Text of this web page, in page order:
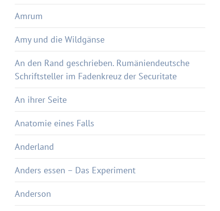
Amrum
Amy und die Wildgänse
An den Rand geschrieben. Rumäniendeutsche
Schriftsteller im Fadenkreuz der Securitate
An ihrer Seite
Anatomie eines Falls
Anderland
Anders essen – Das Experiment
Anderson